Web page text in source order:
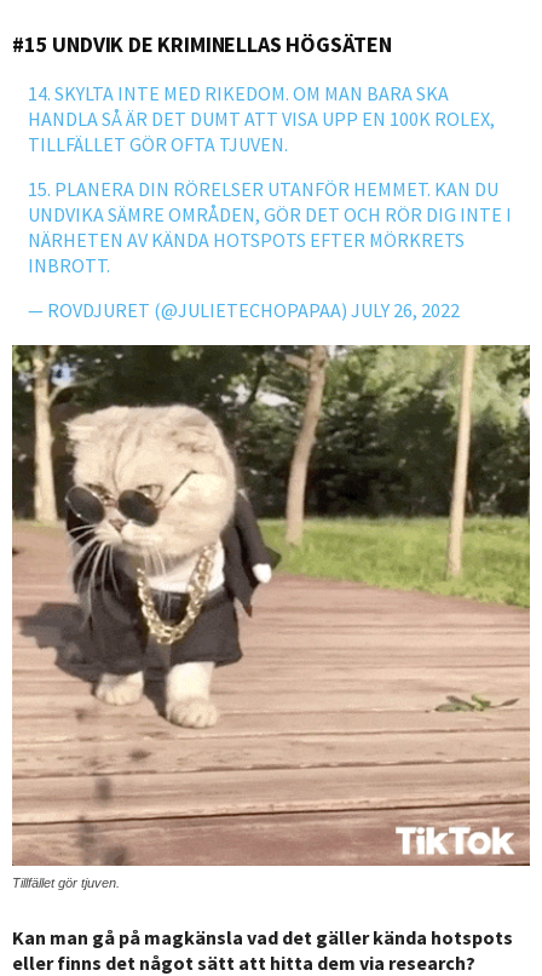
#15 UNDVIK DE KRIMINELLAS HÖGSÄTEN
14. SKYLTA INTE MED RIKEDOM. OM MAN BARA SKA
HANDLA SÅ ÄR DET DUMT ATT VISA UPP EN 100K ROLEX,
TILLFÄLLET GÖR OFTA TJUVEN.
15. PLANERA DIN RÖRELSER UTANFÖR HEMMET. KAN DU
UNDVIKA SÄMRE OMRÅDEN, GÖR DET OCH RÖR DIG INTE I
NÄRHETEN AV KÄNDA HOTSPOTS EFTER MÖRKRETS
INBROTT.
— ROVDJURET (@JULIETECHOPAPAA) JULY 26, 2022
Tillfället gör tjuven.
Kan man gå på magkänsla vad det gäller kända hotspots
eller finns det något sätt att hitta dem via research?